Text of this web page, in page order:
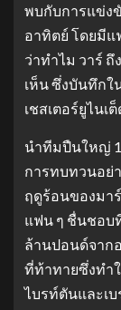
พบกับการแข่ง
อาทิตย์ โดยมีแ
ว่าทำไม วาร์
เห็น ซึ่งบันทึก
เชสเตอร์ยูไนเ
นำทีมปืนใหญ่
การทบทวนอย่
ฤดูร้อนของมา
แฟน ๆ ชื่นชอบ
ล้านปอนด์จาก
ที่ท้าทายซึ่งทำ
ไบรท์ตันและเบ